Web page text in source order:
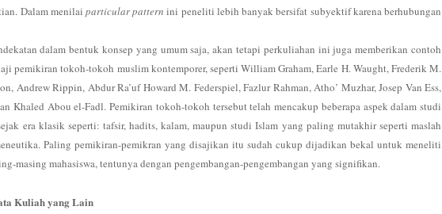
Dalam menilai particular patternini peneliti lebih banyak bersifat subyektif karena berhubungan
dalam bentuk konsep yang umum saja, akan tetapi perkuliahan ini juga memberikan contoh
pemikiran tokoh-tokoh muslim kontemporer, seperti William Graham, Earle H. Waught, Frederik M.
Andrew Rippin, Abdur Ra’uf Howard M. Federspiel, Fazlur Rahman, Atho’ Muzhar, Josep Van Ess,
Khaled Abou el-Fadl. Pemikiran tokoh-tokoh tersebut telah mencakup beberapa aspek dalam studi
era klasik seperti: tafsir, hadits, kalam, maupun studi Islam yang paling mutakhir seperti maslah
Paling pemikiran-pemikran yang disajikan itu sudah cukup dijadikan bekal untuk meneliti
masing mahasiswa, tentunya dengan pengembangan-pengembangan yang signifikan.
Kuliah yang Lain